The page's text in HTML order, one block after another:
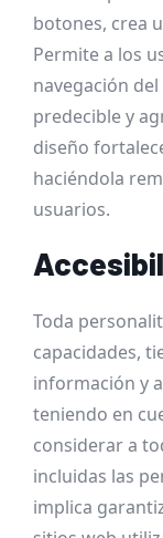
botones, crea
Permite a los
navegación
predecible y
diseño
haciéndola
usuarios.
Toda
capacidades,
información y
teniendo en
considerar a
incluidas las
implica